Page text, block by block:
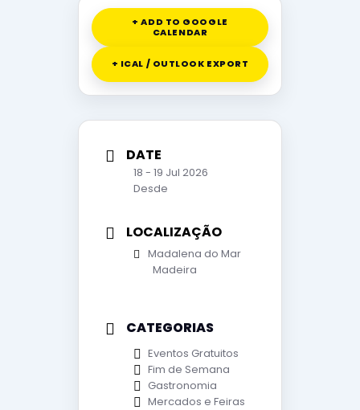
+ ADD TO GOOGLE
CALENDAR
+ ICAL / OUTLOOK EXPORT
DATE
18 - 19 Jul 2026
Desde
LOCALIZAÇÃO
Madalena do Mar
Madeira
CATEGORIAS
Eventos Gratuitos
Fim de Semana
Gastronomia
Mercados e Feiras